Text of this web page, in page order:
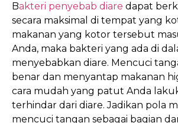
Bakteri penyebab diare dapat
secara maksimal di tempat yang
makanan yang kotor tersebut
Anda, maka bakteri yang ada di
menyebabkan diare. Mencuci
benar dan menyantap makanan
cara mudah yang patut Anda
terhindar dari diare. Jadikan pola
mencuci tangan sebagai bagian